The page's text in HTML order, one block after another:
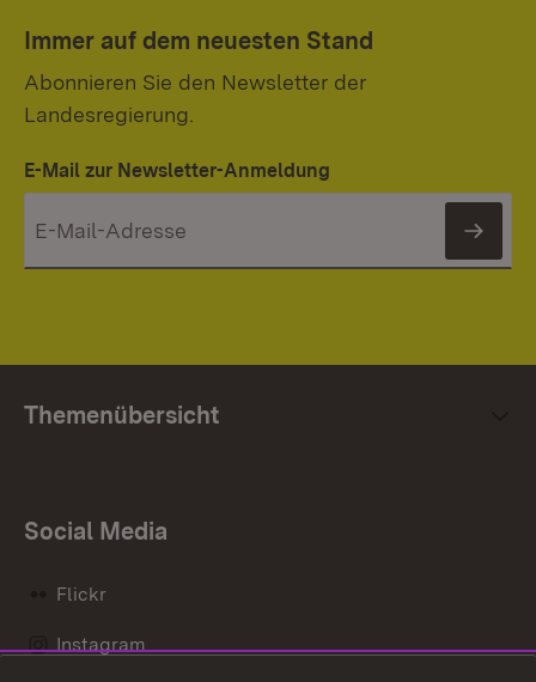
Immer auf dem neuesten Stand
Abonnieren Sie den Newsletter der
Landesregierung.
E-Mail zur Newsletter-Anmeldung
Themenübersicht
Social Media
Flickr
Instagram